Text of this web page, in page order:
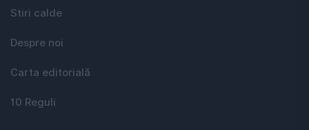
Stiri calde
Despre noi
Carta editorială
10 Reguli